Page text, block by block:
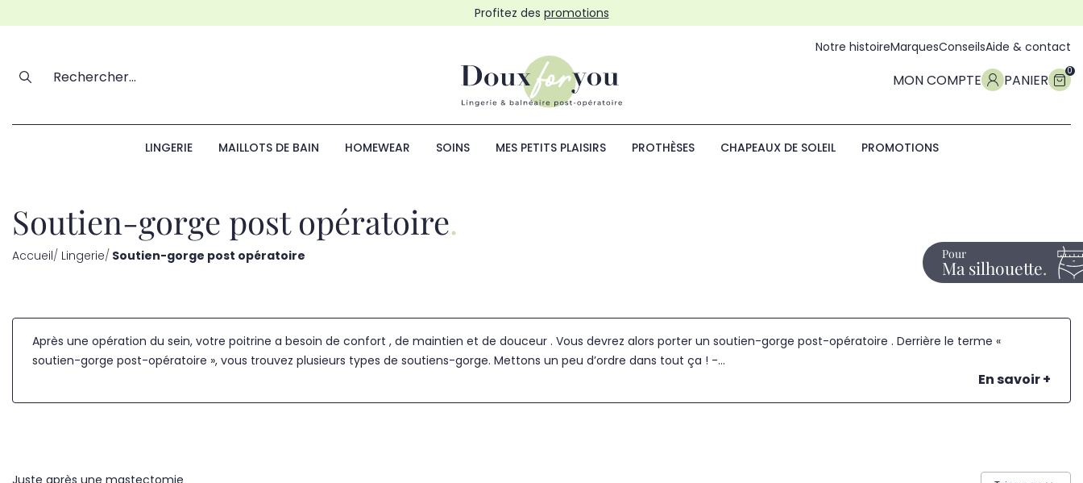
Profitez des promotions
Notre histoireMarquesConseilsAide & contact
MON COMPTE PANIER 0
LINGERIE MAILLOTS DE BAIN HOMEWEAR SOINS MES PETITS PLAISIRS PROTHÈSES CHAPEAUX DE SOLEIL PROMOTIONS
Soutien-gorge post opératoire
Accueil Lingerie Soutien-gorge post opératoire
Après une opération du sein, votre poitrine a besoin de confort , de maintien et de douceur . Vous devrez alors porter un soutien-gorge post-opératoire . Derrière le terme «
soutien-gorge post-opératoire », vous trouvez plusieurs types de soutiens-gorge. Mettons un peu d’ordre dans tout ça ! -...
En savoir +
Pour
Ma silhouette